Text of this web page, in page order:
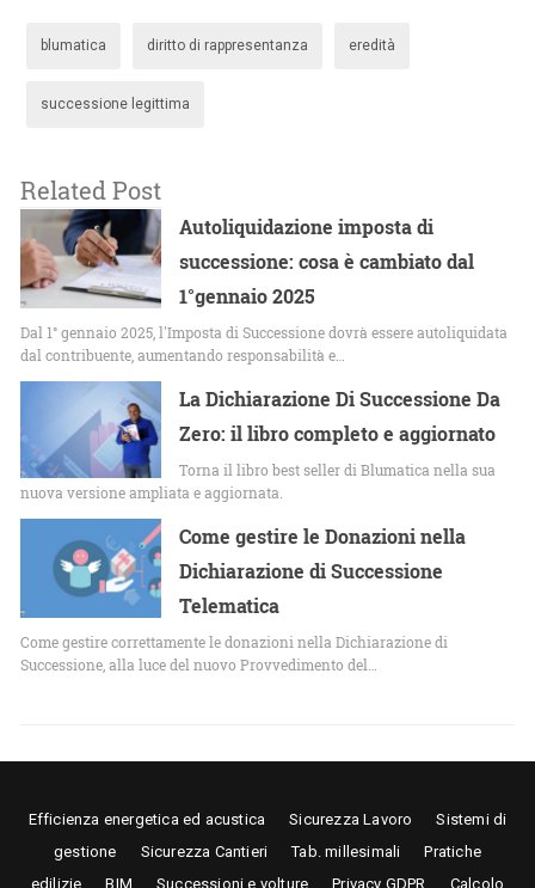
blumatica diritto di rappresentanza eredità
successione legittima
Related Post
Autoliquidazione imposta di
successione: cosa è cambiato dal
1°gennaio 2025
Dal 1° gennaio 2025, l'Imposta di Successione dovrà essere autoliquidata
dal contribuente, aumentando responsabilità e…
La Dichiarazione Di Successione Da
Zero: il libro completo e aggiornato
Torna il libro best seller di Blumatica nella sua
nuova versione ampliata e aggiornata.
Come gestire le Donazioni nella
Dichiarazione di Successione
Telematica
Come gestire correttamente le donazioni nella Dichiarazione di
Successione, alla luce del nuovo Provvedimento del…
Efficienza energetica ed acustica Sicurezza Lavoro
Sistemi di
gestione
Sicurezza Cantieri Tab. millesimali
Pratiche
edilizie
BIM Successioni e volture Privacy GDPR Calcolo